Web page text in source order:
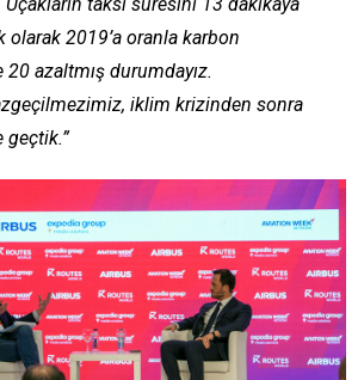
Uçakların taksi süresini 13 dakikaya
olarak 2019’a oranla karbon
azaltmış durumdayız.
iklim krizinden sonra
geçtik.”